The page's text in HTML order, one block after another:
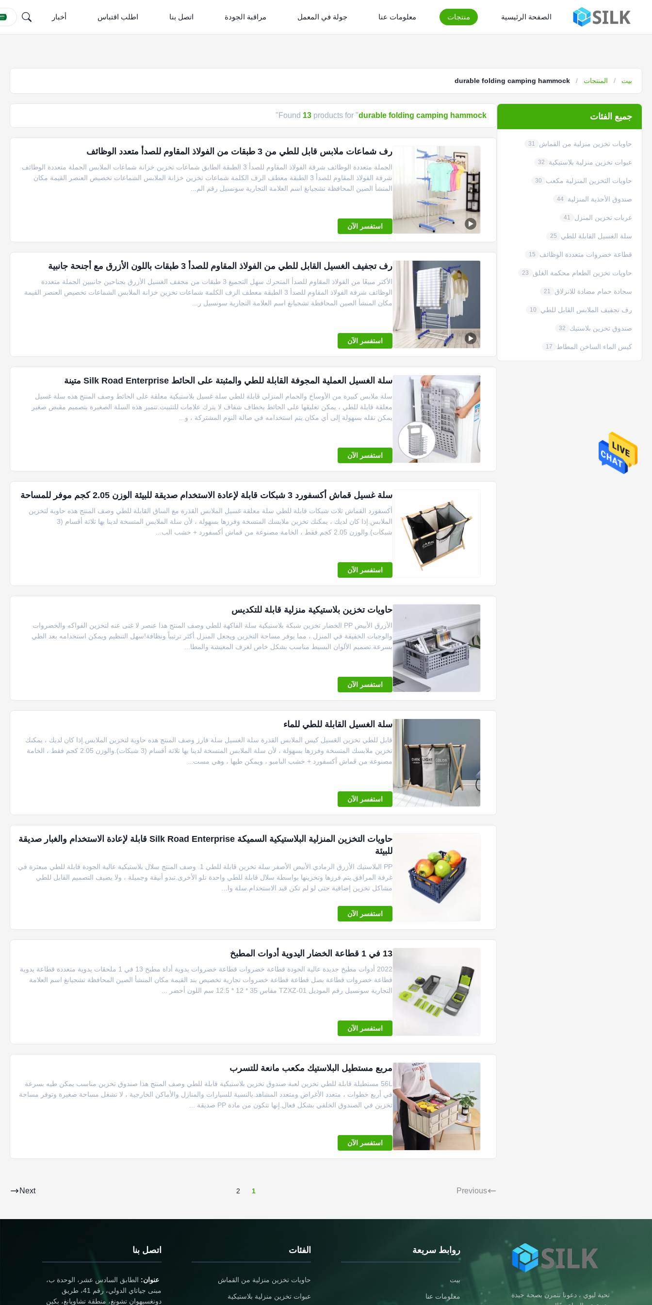
الصفحة الرئيسية منتجات معلومات عنا جولة في المعمل مراقبة الجودة اتصل بنا اطلب اقتباس أخبار
بيت / المنتجات /
durable folding camping hammock
جميع الفئات
حاويات تخزين منزلية من القماش 31
عبوات تخزين منزلية بلاستيكية 32
حاويات التخزين المنزلية مكعب 30
صندوق الأحذية المنزلية 44
عربات تخزين المنزل 41
سلة الغسيل القابلة للطي 25
قطاعة خضروات متعددة الوظائف 15
حاويات تخزين الطعام محكمة الغلق 23
سجادة حمام مضادة للانزلاق 21
رف تجفيف الملابس القابل للطي 10
صندوق تخزين بلاستيك 32
كيس الماء الساخن المطاط 17
Found 13 products for "durable folding camping hammock
"
رف شماعات ملابس قابل للطي من 3 طبقات من الفولاذ المقاوم للصدأ متعدد الوظائف
الجملة متعددة الوظائف شرفة الفولاذ المقاوم للصدأ 3 الطبقة الطابق شماعات تخزين خزانة شماعات الملابس الجملة متعددة الوظائف
شرفة الفولاذ المقاوم للصدأ 3 الطبقة معطف الرف الكلمة شماعات تخزين خزانة الملابس الشماعات تخصيص العنصر القيمة مكان
المنشأ الصين المحافظة تشجيانغ اسم العلامة التجارية سونسيل رقم الم...
استفسر الآن
رف تجفيف الغسيل القابل للطي من الفولاذ المقاوم للصدأ 3 طبقات باللون الأزرق مع أجنحة جانبية
الأكثر مبيعًا من الفولاذ المقاوم للصدأ المتحرك سهل التجميع 3 طبقات من مجفف الغسيل الأزرق بجناحين جانبيين الجملة متعددة
الوظائف شرفة الفولاذ المقاوم للصدأ 3 الطبقة معطف الرف الكلمة شماعات تخزين خزانة الملابس الشماعات تخصيص العنصر القيمة
مكان المنشأ الصين المحافظة تشجيانغ اسم العلامة التجارية سونسيل ر...
استفسر الآن
سلة الغسيل العملية المجوفة القابلة للطي والمثبتة على الحائط Silk Road Enterprise متينة
سلة ملابس كبيرة من الأوساخ والحمام المنزلي قابلة للطي سلة غسيل بلاستيكية معلقة على الحائط وصف المنتج هذه سلة غسيل
معلقة قابلة للطي ، يمكن تعليقها على الحائط بخطاف شفاف لا يترك علامات للتثبيت.تتميز هذه السلة الصغيرة بتصميم مقبض صغير
يمكن نقله بسهولة إلى أي مكان.يتم استخدامه في صالة النوم المشتركة ، و...
استفسر الآن
سلة غسيل قماش أكسفورد 3 شبكات قابلة لإعادة الاستخدام صديقة للبيئة الوزن 2.05 كجم موفر للمساحة
أكسفورد القماش ثلاث شبكات قابلة للطي سلة معلقة غسيل الملابس القذرة مع الساق القابلة للطي وصف المنتج هذه حاوية لتخزين
الملابس.إذا كان لديك ، يمكنك تخزين ملابسك المتسخة وفرزها بسهولة ، لأن سلة الملابس المتسخة لدينا بها ثلاثة أقسام (3
شبكات).والوزن 2.05 كجم فقط ، الخامة مصنوعة من قماش أكسفورد + خشب الب...
استفسر الآن
حاويات تخزين بلاستيكية منزلية قابلة للتكديس
الأزرق الأبيض PP الخضار تخزين شبكة بلاستيكية سلة الفاكهة للطي وصف المنتج هذا عنصر لا غنى عنه لتخزين الفواكه والخضروات
والوجبات الخفيفة في المنزل ، مما يوفر مساحة التخزين ويجعل المنزل أكثر ترتيباً ونظافة!سهل التنظيم ويمكن استخدامه بعد الطي
بسرعة.تصميم الألوان البسيط مناسب بشكل خاص لغرف المعيشة والمطا...
استفسر الآن
سلة الغسيل القابلة للطي للماء
قابل للطي تخزين الغسيل كيس الملابس القذرة سلة الغسيل سلة فارز وصف المنتج هذه حاوية لتخزين الملابس.إذا كان لديك ، يمكنك
تخزين ملابسك المتسخة وفرزها بسهولة ، لأن سلة الملابس المتسخة لدينا بها ثلاثة أقسام (3 شبكات).والوزن 2.05 كجم فقط ، الخامة
مصنوعة من قماش أكسفورد + خشب البامبو ، ويمكن طيها ، وهي مست...
استفسر الآن
حاويات التخزين المنزلية البلاستيكية السميكة Silk Road Enterprise قابلة لإعادة الاستخدام والغبار صديقة
للبيئة
PP البلاستيك الأزرق الرمادي الأبيض الأصفر سلة تخزين قابلة للطي 1. وصف المنتج سلال بلاستيكية عالية الجودة قابلة للطي مبعثرة في
غرفة المرافق.يتم فرزها وتخزينها بواسطة سلال قابلة للطي واحدة تلو الأخرى.تبدو أنيقة وجميلة ، ولا يضيف التصميم القابل للطي
مشاكل تخزين إضافية حتى لو لم تكن قيد الاستخدام.سلة وا...
استفسر الآن
13 في 1 قطاعة الخضار اليدوية أدوات المطبخ
2022 أدوات مطبخ جديدة عالية الجودة قطاعة خضروات قطاعة خضروات يدوية أداة مطبخ 13 في 1 ملحقات يدوية متعددة قطاعة يدوية
قطاعة خضروات قطاعة بصل قطاعة قطاعة خضروات تجارية تخصيص بند القيمة مكان المنشأ الصين المحافظة تشجيانغ اسم العلامة
التجارية سونسيل رقم الموديل TZXZ-01 مقاس 35 * 12 * 12.5 سم اللون أخضر ...
استفسر الآن
مربع مستطيل البلاستيك مكعب مانعة للتسرب
56L مستطيلة قابلة للطي تخزين لعبة صندوق تخزين بلاستيكية قابلة للطي وصف المنتج هذا صندوق تخزين مناسب يمكن طيه بسرعة
في أربع خطوات ، متعدد الأغراض ومتعدد المشاهد.بالنسبة للسيارات والمنازل والأماكن الخارجية ، لا تشغل مساحة صغيرة وتوفر مساحة
تخزين في الصندوق الخلفي بشكل فعال.إنها تتكون من مادة PP صديقة ...
استفسر الآن
Previous
1
2
Next
تحية ليوي ، دعونا نتمرن بصحة جيدة
روابط سريعة
بيت
معلومات عنا
الفئات
حاويات تخزين منزلية من القماش
عبوات تخزين منزلية بلاستيكية
اتصل بنا
عنوان: الطابق السادس عشر، الوحدة ب،
مبنى جياتاي الدولي، رقم 41، طريق
دونغسيهوان تشونغ، منطقة تشاويانغ، بكين